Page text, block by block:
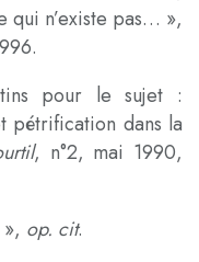
qui n’existe pas… »,
pour le sujet :
pétrification dans la
, n°2, mai 1990,
op. cit.